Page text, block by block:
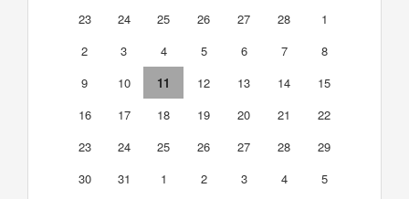
23
24 25 26 27 28
1
2
3 4 5 6 7
8
9
10 11 12 13 14
15
16
17 18 19 20 21
22
23
24 25 26 27 28
29
30
31 1 2 3 4 5